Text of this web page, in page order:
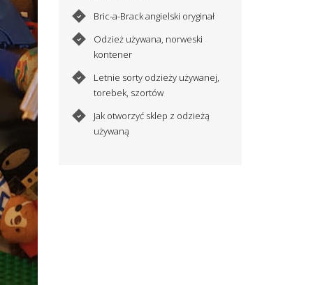
Bric-a-Brack angielski oryginał
Odzież używana, norweski
kontener
Letnie sorty odzieży używanej,
torebek, szortów
Jak otworzyć sklep z odzieżą
używaną